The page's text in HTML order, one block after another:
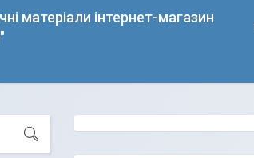
матеріали інтернет-магазин